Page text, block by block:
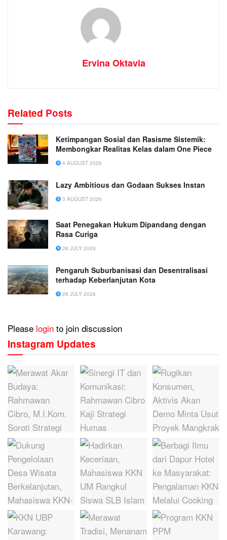
Ervina Oktavia
Related Posts
Ketimpangan Sosial dan Rasisme Sistemik:
Membongkar Realitas Kelas dalam One Piece
4 AUGUST 2026
Lazy Ambitious dan Godaan Sukses Instan
3 AUGUST 2026
Saat Penegakan Hukum Dipandang dengan
Rasa Curiga
28 JULY 2026
Pengaruh Suburbanisasi dan Desentralisasi
terhadap Keberlanjutan Kota
28 JULY 2026
Please login to join discussion
Instagram Updates